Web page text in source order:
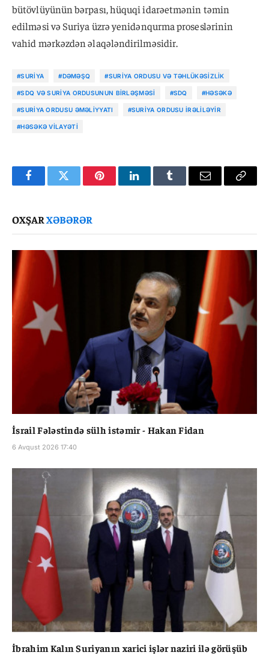
bütövlüyünün bərpası, hüquqi idarəetmənin təmin
edilməsi və Suriya üzrə yenidənqurma proseslərinin
vahid mərkəzdən əlaqələndirilməsidir.
#SURIYA #DƏMƏŞQ #SURIYA ORDUSU VƏ TƏHLÜKƏSIZLIK
#SDQ VƏ SURIYA ORDUSUNUN BIRLƏŞMƏSI #SDQ #HƏSƏKƏ
#SURIYA ORDUSU ƏMƏLIYYATI #SURIYA ORDUSU IRƏLILƏYIR
#HƏSƏKƏ VILAYƏTI
FacebookTwitter PinterestLinkedInTumblr Email
Copy
OXŞARXƏBƏRƏR
İsrail Fələstində sülh istəmir - Hakan Fidan
6 Avqust 2026 17:40
İbrahim Kalın Suriyanın xarici işlər naziri ilə görüşüb